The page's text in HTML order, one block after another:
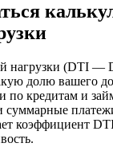
нагрузки (DTI —
долю вашего
по кредитам и
суммарные
коэффициент